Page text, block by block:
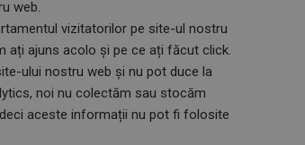
web.
vizitatorilor pe site-ul nostru
ați ajuns acolo și pe ce ați făcut click.
ului nostru web și nu pot duce la
noi nu colectăm sau stocăm
aceste informații nu pot fi folosite